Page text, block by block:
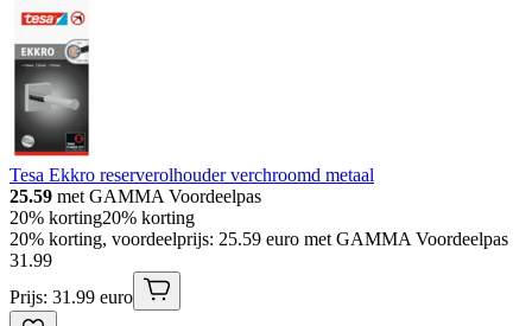
Tesa Ekkro reserverolhouder verchroomd metaal
25.59 met GAMMA Voordeelpas
20% korting20% korting
20% korting, voordeelprijs: 25.59 euro met GAMMA Voordeelpas
31 .99
Prijs: 31.99 euro